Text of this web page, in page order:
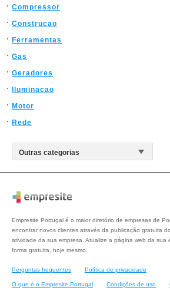
Compressor
Construcao
Ferramentas
Gas
Geradores
Iluminacao
Motor
Rede
Empresite Portugal é o maior diretório de empresas de
encontrar novos clientes através da publicação gratuita
atividade da sua empresa. Atualize a página web da sua
forma gratuita, hoje mesmo.
Perguntas frequentes Política de privacidade
O que é o Empresite Portugal Condições de uso